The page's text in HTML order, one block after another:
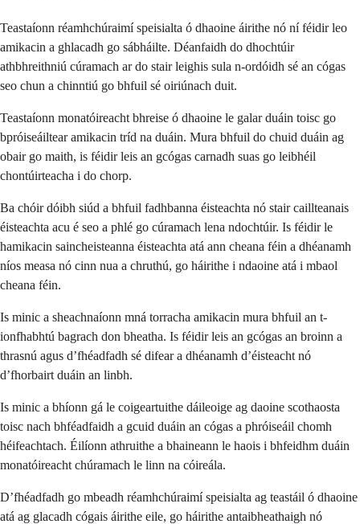
Teastaíonn réamhchúraimí speisialta ó dhaoine áirithe nó ní féidir leo
amikacin a ghlacadh go sábháilte. Déanfaidh do dhochtúir
athbhreithniú cúramach ar do stair leighis sula n-ordóidh sé an cógas
seo chun a chinntiú go bhfuil sé oiriúnach duit.
Teastaíonn monatóireacht bhreise ó dhaoine le galar duáin toisc go
bpróiseáiltear amikacin tríd na duáin. Mura bhfuil do chuid duáin ag
obair go maith, is féidir leis an gcógas carnadh suas go leibhéil
chontúirteacha i do chorp.
Ba chóir dóibh siúd a bhfuil fadhbanna éisteachta nó stair caillteanais
éisteachta acu é seo a phlé go cúramach lena ndochtúir. Is féidir le
hamikacin saincheisteanna éisteachta atá ann cheana féin a dhéanamh
níos measa nó cinn nua a chruthú, go háirithe i ndaoine atá i mbaol
cheana féin.
Is minic a sheachnaíonn mná torracha amikacin mura bhfuil an t-
ionfhabhtú bagrach don bheatha. Is féidir leis an gcógas an broinn a
thrasnú agus d’fhéadfadh sé difear a dhéanamh d’éisteacht nó
d’fhorbairt duáin an linbh.
Is minic a bhíonn gá le coigeartuithe dáileoige ag daoine scothaosta
toisc nach bhféadfaidh a gcuid duáin an cógas a phróiseáil chomh
héifeachtach. Éilíonn athruithe a bhaineann le haois i bhfeidhm duáin
monatóireacht chúramach le linn na cóireála.
D’fhéadfadh go mbeadh réamhchúraimí speisialta ag teastáil ó dhaoine
atá ag glacadh cógais áirithe eile, go háirithe antaibheathaigh nó